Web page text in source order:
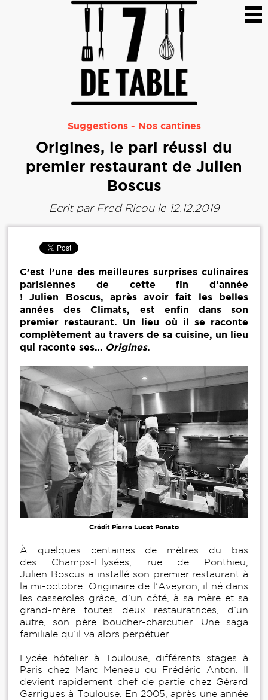
Suggestions- Nos cantines
Origines, le pari réussi du
premier restaurant de Julien
Boscus
Ecrit par Fred Ricoule 12.12.2019
C’est l’une des meilleures surprises culinaires
parisiennes de cette fin d’année
! Julien Boscus, après avoir fait les belles
années des Climats, est enfin dans son
premier restaurant. Un lieu où il se raconte
complètement au travers de sa cuisine, un lieu
qui raconte ses… Origines.
Crédit Pierre Lucet Penato
À quelques centaines de mètres du bas
des Champs-Elysées, rue de Ponthieu,
Julien Boscus a installé son premier restaurant à
la mi-octobre. Originaire de l’Aveyron, il né dans
les casseroles grâce, d’un côté, à sa mère et sa
grand-mère toutes deux restauratrices, d’un
autre, son père boucher-charcutier. Une saga
familiale qu’il va alors perpétuer…
Lycée hôtelier à Toulouse, différents stages à
Paris chez Marc Meneau ou Frédéric Anton. Il
devient rapidement chef de partie chez Gérard
Garrigues à Toulouse. En 2005, après une année